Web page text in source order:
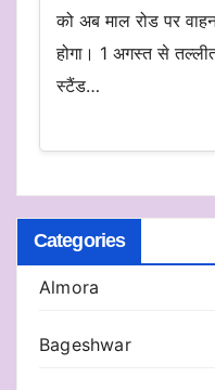
को अब माल रोड पर
होगा। 1 अगस्त से
स्टैंड…
Categories
Almora
Bageshwar